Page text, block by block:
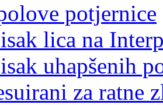
potjernice
lica na
uhapšenih
za ratne